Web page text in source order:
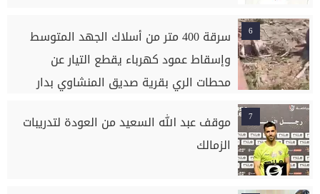
6
سرقة 400 متر من أسلاك الجهد المتوسط
وإسقاط عمود كهرباء يقطع التيار عن
محطات الري بقرية صديق المنشاوي بدار
7
موقف عبد الله السعيد من العودة لتدريبات
الزمالك